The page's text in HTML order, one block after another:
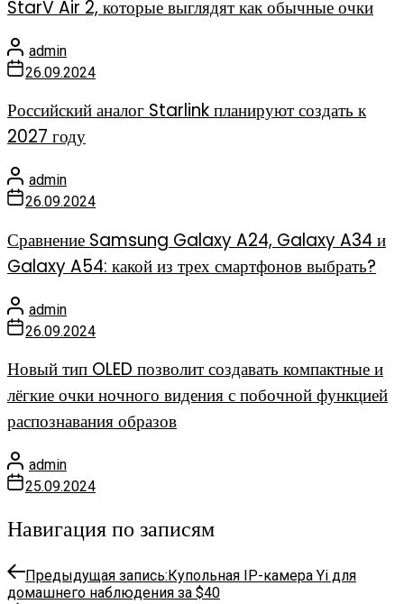
StarV Air 2, которые выглядят как обычные очки
admin
26.09.2024
Российский аналог Starlink планируют создать к
2027 году
admin
26.09.2024
Сравнение Samsung Galaxy A24, Galaxy A34 и
Galaxy A54: какой из трех смартфонов выбрать?
admin
26.09.2024
Новый тип OLED позволит создавать компактные и
лёгкие очки ночного видения с побочной функцией
распознавания образов
admin
25.09.2024
Навигация по записям
Предыдущая запись:Купольная IP-камера Yi для
домашнего наблюдения за $40